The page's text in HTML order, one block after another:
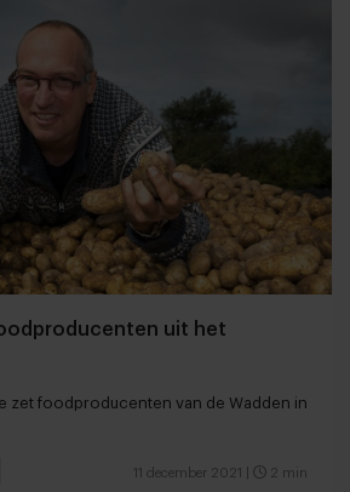
uit het
zet foodproducenten van de Wadden in
11 december 2021 2 min